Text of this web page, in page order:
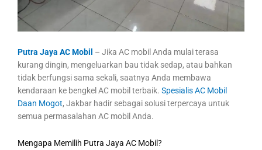
Putra Jaya AC Mobil – Jika AC mobil Anda mulai terasa
kurang dingin, mengeluarkan bau tidak sedap, atau bahkan
tidak berfungsi sama sekali, saatnya Anda membawa
kendaraan ke bengkel AC mobil terbaik. Spesialis AC Mobil
Daan Mogot, Jakbar hadir sebagai solusi terpercaya untuk
semua permasalahan AC mobil Anda.
Mengapa Memilih Putra Jaya AC Mobil?